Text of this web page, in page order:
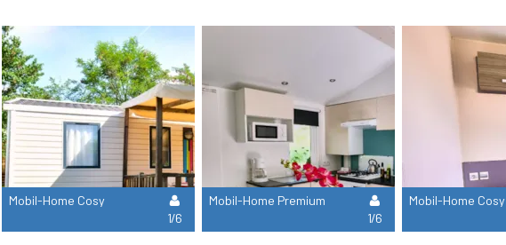
Mobil-Home Cosy
1/6
Mobil-Home Premium
1/6
Mobil-Home Cosy